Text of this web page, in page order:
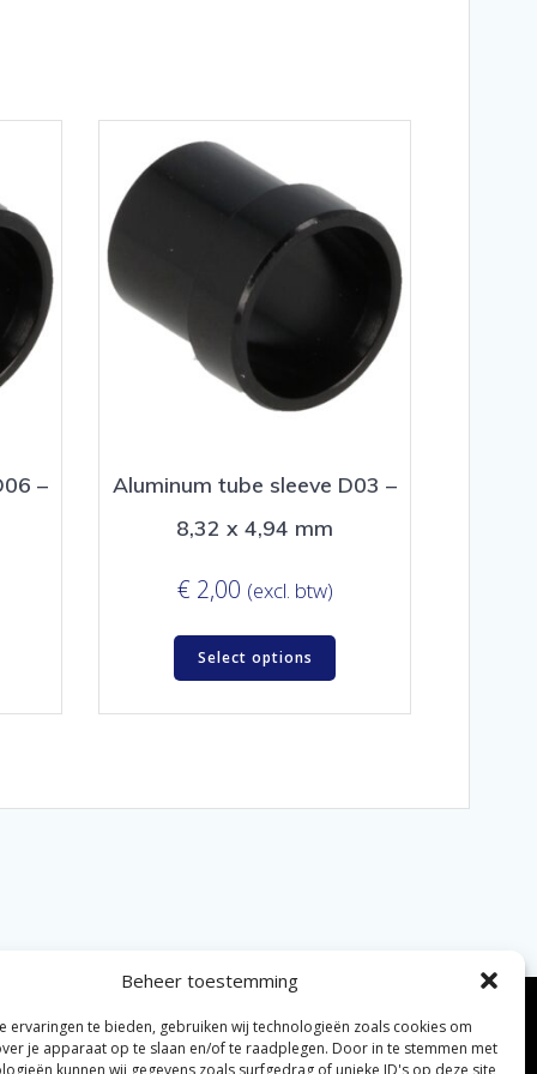
Beheer toestemming
ervaringen te bieden, gebruiken wij technologieën zoals cookies om
je apparaat op te slaan en/of te raadplegen. Door in te stemmen met
kunnen wij gegevens zoals surfgedrag of unieke ID's op deze site
–
Aluminum tube sleeve D03 –
8,32 x 4,94 mm
€ 2,00 (excl. btw)
Select options